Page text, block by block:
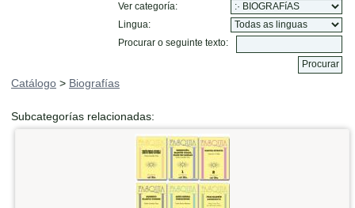
Ver categoría:
Lingua:
Procurar o seguinte texto:
Catálogo > Biografías
Subcategorías relacionadas: